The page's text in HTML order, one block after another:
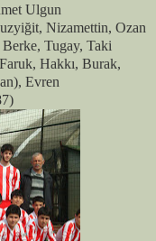
Ulgun
Nizamettin, Ozan
Tugay, Taki
Hakkı, Burak,
Evren